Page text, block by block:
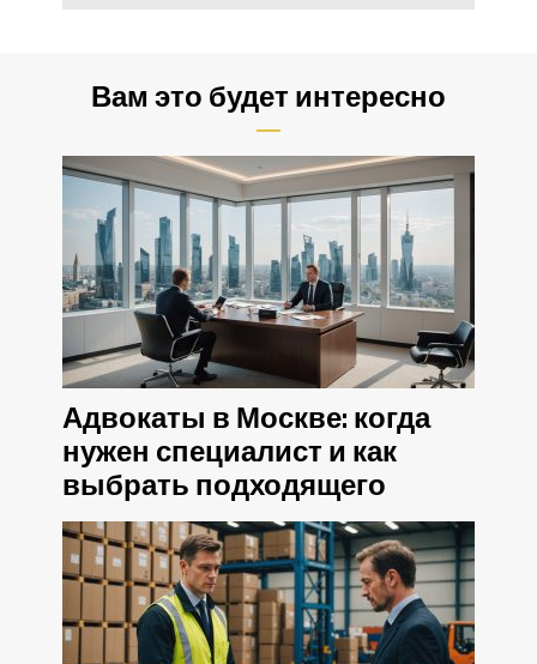
Вам это будет интересно
Адвокаты в Москве: когда
нужен специалист и как
выбрать подходящего